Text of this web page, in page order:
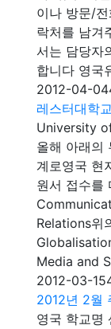
이나 방문/
락처를 남겨
서는 담당자
합니다 영국
2012-04-04
레스터대학
University
올해 아래의
계로영국 현
원서 접수를
Relations위
Media and
2012-03-15
2012년 2월
영국 학교명